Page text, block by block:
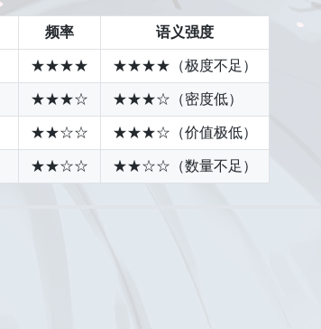
频率 语义强度
★★★★ ★★★★（极度不足）
★★★☆ ★★★☆（密度低）
★★☆☆ ★★★☆（价值极低）
★★☆☆ ★★☆☆（数量不足）